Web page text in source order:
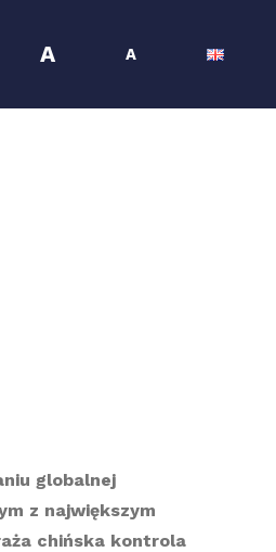
A A
globalnej
z największym
chińska kontrola